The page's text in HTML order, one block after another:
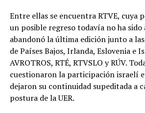
Entre ellas se encuentra RTVE, cuya
un posible regreso todavía no ha sido
abandonó la última edición junto a
de Países Bajos, Irlanda, Eslovenia e
AVROTROS, RTÉ, RTVSLO y RÚV.
cuestionaron la participación israelí
dejaron su continuidad supeditada a
postura de la UER.